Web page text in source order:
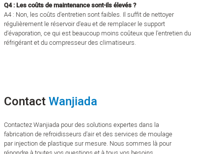
Q4 : Les coûts de maintenance sont-ils élevés ?
A4 : Non, les coûts d'entretien sont faibles. Il suffit de nettoyer
régulièrement le réservoir d'eau et de remplacer le support
d'évaporation, ce qui est beaucoup moins coûteux que l'entretien du
réfrigérant et du compresseur des climatiseurs.
ContactWanjiada
Contactez Wanjiada pour des solutions expertes dans la
fabrication de refroidisseurs d'air et des services de moulage
par injection de plastique sur mesure. Nous sommes là pour